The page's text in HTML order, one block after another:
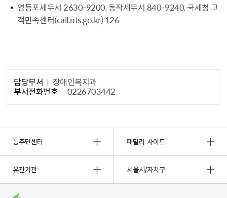
영등포세무서 2630-9200, 동작세무서 840-9240, 국세청 고
객만족센터(call.nts.go.kr) 126
담당부서 장애인복지과
부서전화번호 0226703442
동주민센터 패밀리 사이트
유관기관 서울시/자치구